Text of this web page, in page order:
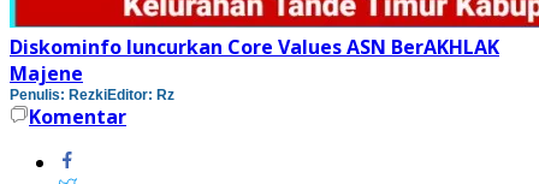
Diskominfo luncurkan Core Values ASN BerAKHLAK
Majene
Penulis: RezkiEditor: Rz
Komentar